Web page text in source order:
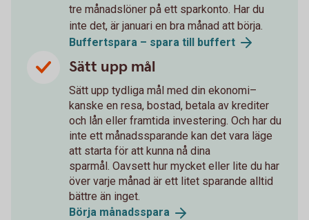
tre månadslöner på ett sparkonto. Har du
inte det, är januari en bra månad att börja.
Buffertspara – spara till buffert
Sätt upp mål
Sätt upp tydliga mål med din ekonomi–
kanske en resa, bostad, betala av krediter
och lån eller framtida investering. Och har du
inte ett månadssparande kan det vara läge
att starta för att kunna nå dina
sparmål. Oavsett hur mycket eller lite du har
över varje månad är ett litet sparande alltid
bättre än inget.
Börja månadsspara